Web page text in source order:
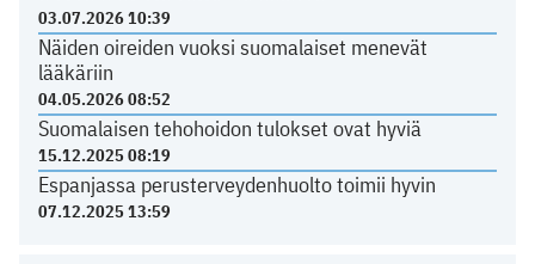
03.07.2026 10:39
Näiden oireiden vuoksi suomalaiset menevät
lääkäriin
04.05.2026 08:52
Suomalaisen tehohoidon tulokset ovat hyviä
15.12.2025 08:19
Espanjassa perusterveydenhuolto toimii hyvin
07.12.2025 13:59